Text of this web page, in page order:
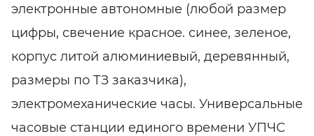
электронные автономные (любой размер
цифры, свечение красное. синее, зеленое,
корпус литой алюминиевый, деревянный,
размеры по ТЗ заказчика),
электромеханические часы. Универсальные
часовые станции единого времени УПЧС